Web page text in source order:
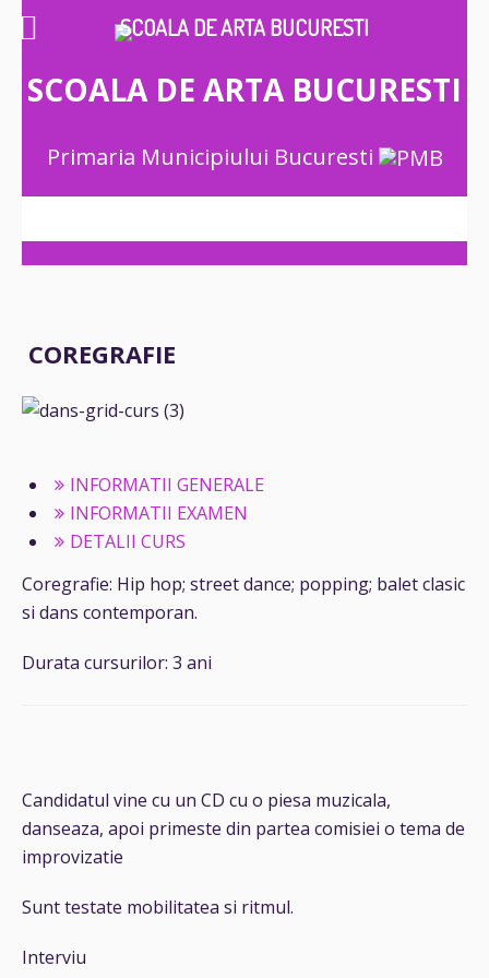
SCOALA DE ARTA BUCURESTI
Primaria Municipiului Bucuresti
COREGRAFIE
INFORMATII GENERALE
INFORMATII EXAMEN
DETALII CURS
Coregrafie: Hip hop; street dance; popping; balet clasic
si dans contemporan.
Durata cursurilor: 3 ani
Candidatul vine cu un CD cu o piesa muzicala,
danseaza, apoi primeste din partea comisiei o tema de
improvizatie
Sunt testate mobilitatea si ritmul.
Interviu
SCOALA DE ARTA BUCURESTI